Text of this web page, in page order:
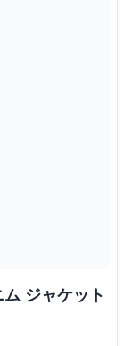
ジャケット